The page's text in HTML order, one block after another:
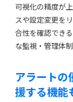
可視化の精度が
スや設定変更を
合性を確認でき
な監視・管理体
アラートの
援する機能